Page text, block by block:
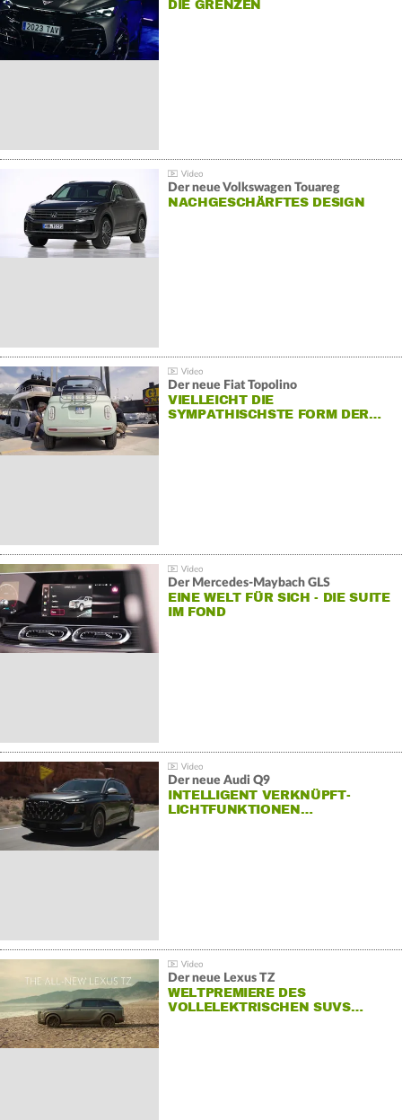
DIE GRENZEN
Der neue Volkswagen Touareg
NACHGESCHÄRFTES DESIGN
Der neue Fiat Topolino
VIELLEICHT DIE
SYMPATHISCHSTE FORM DER…
Der Mercedes‑Maybach GLS
EINE WELT FÜR SICH - DIE SUITE
IM FOND
Der neue Audi Q9
INTELLIGENT VERKNÜPFT-
LICHTFUNKTIONEN…
Der neue Lexus TZ
WELTPREMIERE DES
VOLLELEKTRISCHEN SUVS…